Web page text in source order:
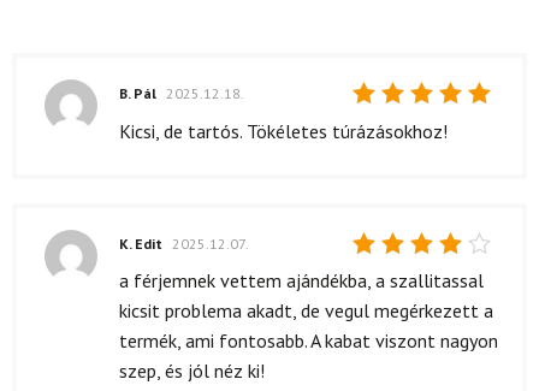
Értékelés:
B. Pál 2025.12.18.
Kicsi, de tartós. Tökéletes túrázásokhoz!
Értékelés:
4/ 5
K. Edit 2025.12.07.
a férjemnek vettem ajándékba, a szallitassal
kicsit problema akadt, de vegul megérkezett a
termék, ami fontosabb. A kabat viszont nagyon
szep, és jól néz ki!